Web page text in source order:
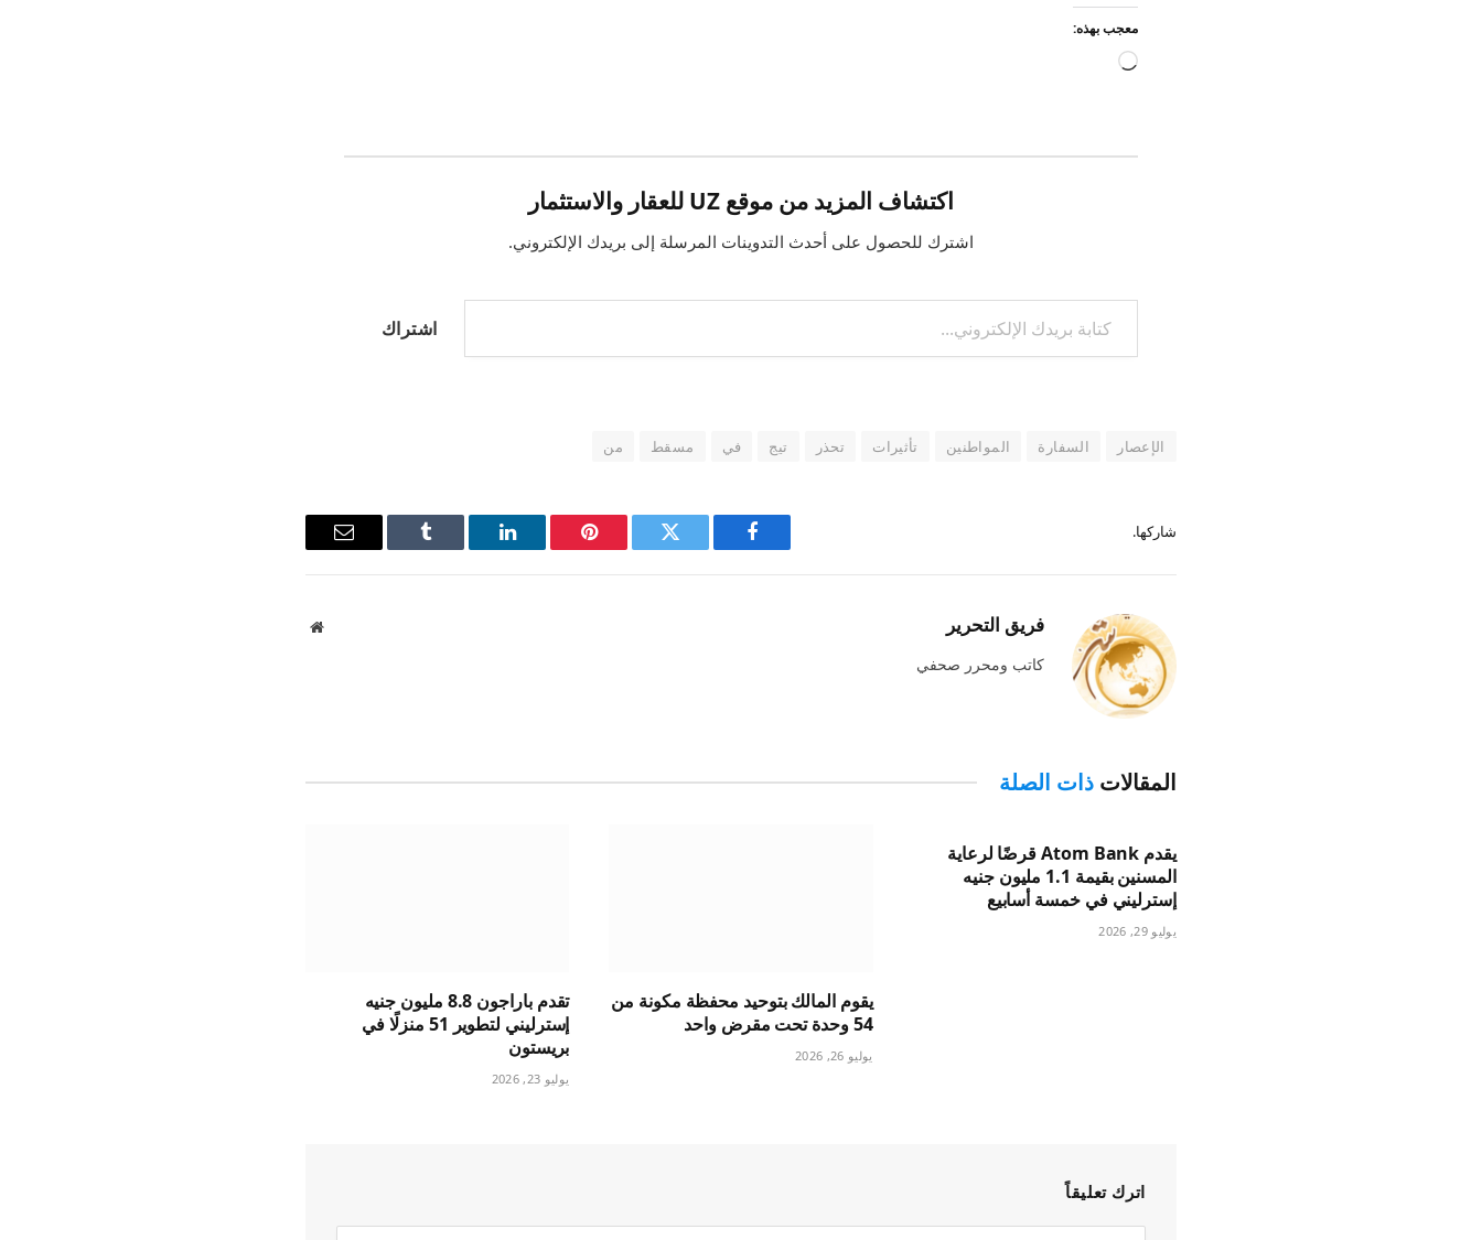
معجب بهذه:
جاري
اكتشاف المزيد من موقع UZ للعقار والاستثمار
اشترك للحصول على أحدث التدوينات المرسلة إلى بريدك الإلكتروني.
كتابة بريدك الإلكتروني...
اشتراك
الإعصار السفارة المواطنين تأثيرات تحذر تيج في مسقط من
شاركها.
فيسبوك
تويتر بينتيريستلينكدإن Tumblr
البريد
فريق التحرير
موقع
كاتب ومحرر صحفي
المقالاتذات الصلة
يقدم Atom Bank قرضًا لرعاية
المسنين بقيمة 1.1 مليون جنيه
إسترليني في خمسة أسابيع
يوليو 29, 2026
يقوم المالك بتوحيد محفظة مكونة من
54 وحدة تحت مقرض واحد
يوليو 26, 2026
تقدم باراجون 8.8 مليون جنيه
إسترليني لتطوير 51 منزلًا في
بريستون
يوليو 23, 2026
اترك تعليقاً